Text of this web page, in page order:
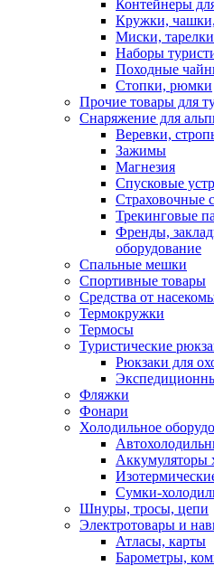
Контейнеры
Кружки,
Миски, тарелки
Наборы
Походные
Стопки, рюмки
Прочие товары для
Снаряжение для
Веревки,
Зажимы
Магнезия
Спусковые
Страховочные
Трекинговые
Френды,
оборудование
Спальные мешки
Спортивные товары
Средства от
Термокружки
Термосы
Туристические
Рюкзаки для
Фляжки
Фонари
Холодильное
Аккумуляторы
Сумки-
Шнуры, тросы, цепи
Электротовары и
Атласы, карты
Барометры,